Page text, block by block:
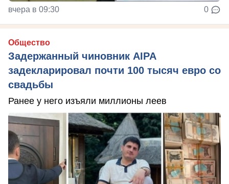
вчера в 09:30 0
Общество
Задержанный чиновник AIPA
задекларировал почти 100 тысяч евро со
свадьбы
Ранее у него изъяли миллионы леев